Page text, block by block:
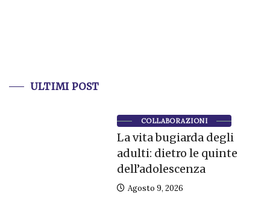
ULTIMI POST
COLLABORAZIONI
La vita bugiarda degli
adulti: dietro le quinte
dell’adolescenza
Agosto 9, 2026